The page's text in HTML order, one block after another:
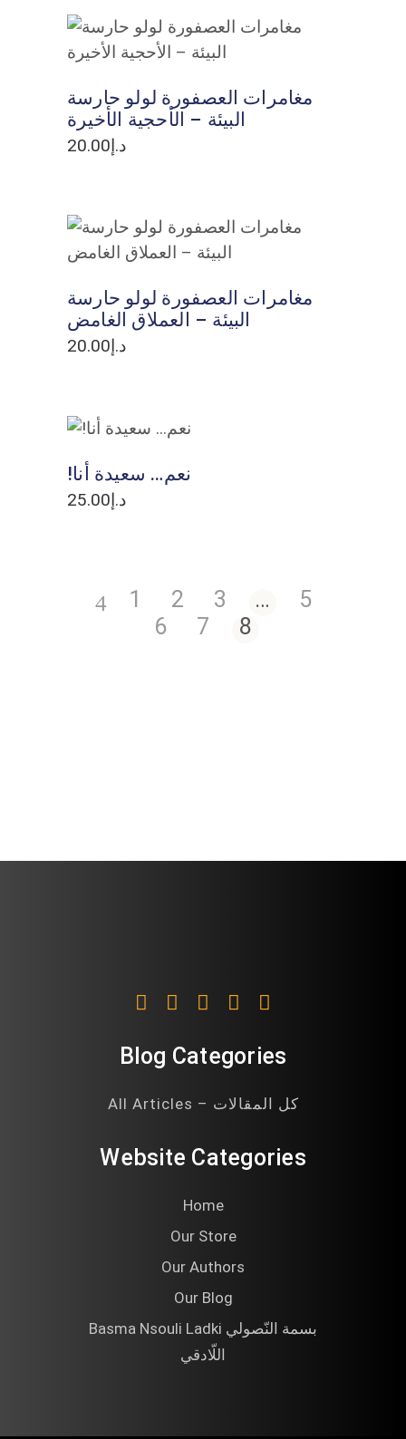
ADD TO CART
مغامرات العصفورة لولو حارسة
البيئة – الأحجية الأخيرة
د.إ20.00
ADD TO CART
مغامرات العصفورة لولو حارسة
البيئة – العملاق الغامض
د.إ20.00
ADD TO CART
!نعم… سعيدة أنا
د.إ25.00
1 2 3 …
5
6
7 8
Blog Categories
All Articles – كل المقالات
Website Categories
Home
Our Store
Our Authors
Our Blog
Basma Nsouli Ladki بسمة النّصولي
اللّادقي